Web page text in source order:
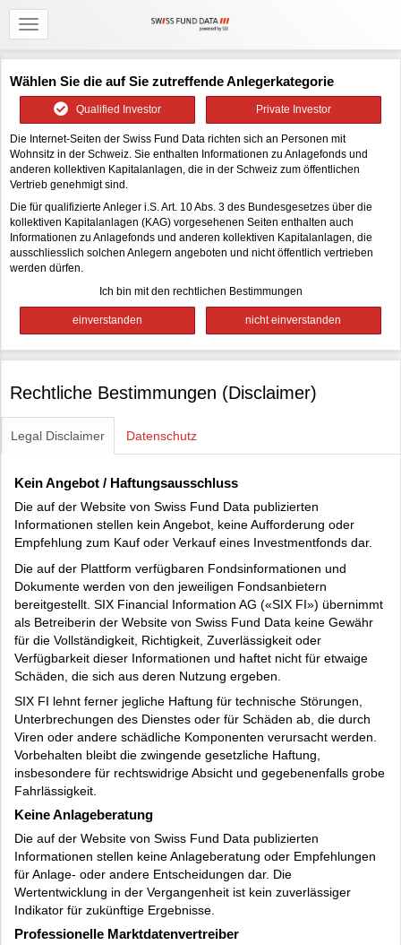
Wählen Sie die auf Sie zutreffende Anlegerkategorie
Qualified Investor Private Investor
Die Internet-Seiten der Swiss Fund Data richten sich an Personen mit
Wohnsitz in der Schweiz. Sie enthalten Informationen zu Anlagefonds und
anderen kollektiven Kapitalanlagen, die in der Schweiz zum öffentlichen
Vertrieb genehmigt sind.
Die für qualifizierte Anleger i.S. Art. 10 Abs. 3 des Bundesgesetzes über die
kollektiven Kapitalanlagen (KAG) vorgesehenen Seiten enthalten auch
Informationen zu Anlagefonds und anderen kollektiven Kapitalanlagen, die
ausschliesslich solchen Anlegern angeboten und nicht öffentlich vertrieben
werden dürfen.
Ich bin mit den rechtlichen Bestimmungen
Rechtliche Bestimmungen (Disclaimer)
Legal Disclaimer Datenschutz
Kein Angebot / Haftungsausschluss
Die auf der Website von Swiss Fund Data publizierten
Informationen stellen kein Angebot, keine Aufforderung oder
Empfehlung zum Kauf oder Verkauf eines Investmentfonds dar.
Die auf der Plattform verfügbaren Fondsinformationen und
Dokumente werden von den jeweiligen Fondsanbietern
bereitgestellt. SIX Financial Information AG («SIX FI») übernimmt
als Betreiberin der Website von Swiss Fund Data keine Gewähr
für die Vollständigkeit, Richtigkeit, Zuverlässigkeit oder
Verfügbarkeit dieser Informationen und haftet nicht für etwaige
Schäden, die sich aus deren Nutzung ergeben.
SIX FI lehnt ferner jegliche Haftung für technische Störungen,
Unterbrechungen des Dienstes oder für Schäden ab, die durch
Viren oder andere schädliche Komponenten verursacht werden.
Vorbehalten bleibt die zwingende gesetzliche Haftung,
insbesondere für rechtswidrige Absicht und gegebenenfalls grobe
Fahrlässigkeit.
Keine Anlageberatung
Die auf der Website von Swiss Fund Data publizierten
Informationen stellen keine Anlageberatung oder Empfehlungen
für Anlage- oder andere Entscheidungen dar. Die
Wertentwicklung in der Vergangenheit ist kein zuverlässiger
Indikator für zukünftige Ergebnisse.
Professionelle Marktdatenvertreiber